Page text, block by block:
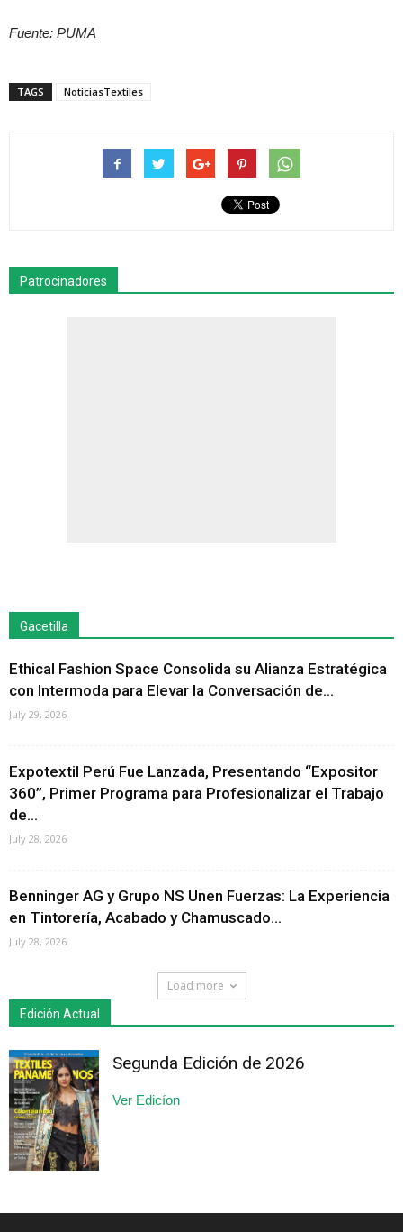
Fuente: PUMA
TAGS NoticiasTextiles
Patrocinadores
Gacetilla
Ethical Fashion Space Consolida su Alianza Estratégica
con Intermoda para Elevar la Conversación de...
July 29, 2026
Expotextil Perú Fue Lanzada, Presentando “Expositor
360”, Primer Programa para Profesionalizar el Trabajo
de...
July 28, 2026
Benninger AG y Grupo NS Unen Fuerzas: La Experiencia
en Tintorería, Acabado y Chamuscado...
July 28, 2026
Load more
Edición Actual
Segunda Edición de 2026
Ver Edicíon